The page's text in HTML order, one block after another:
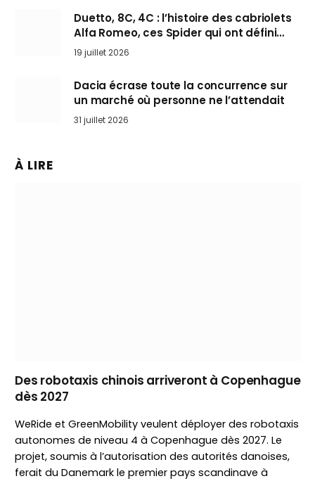
Duetto, 8C, 4C : l’histoire des cabriolets
Alfa Romeo, ces Spider qui ont défini
l’art de rouler cheveux au vent
19 juillet 2026
Dacia écrase toute la concurrence sur
un marché où personne ne l’attendait
31 juillet 2026
À LIRE
Des robotaxis chinois arriveront à Copenhague
dès 2027
WeRide et GreenMobility veulent déployer des robotaxis
autonomes de niveau 4 à Copenhague dès 2027. Le
projet, soumis à l’autorisation des autorités danoises,
ferait du Danemark le premier pays scandinave à